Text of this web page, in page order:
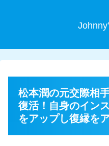
松本潤の元交際相
復活！自身のイン
をアップし復縁を